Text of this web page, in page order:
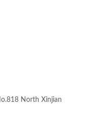
North Xinjian